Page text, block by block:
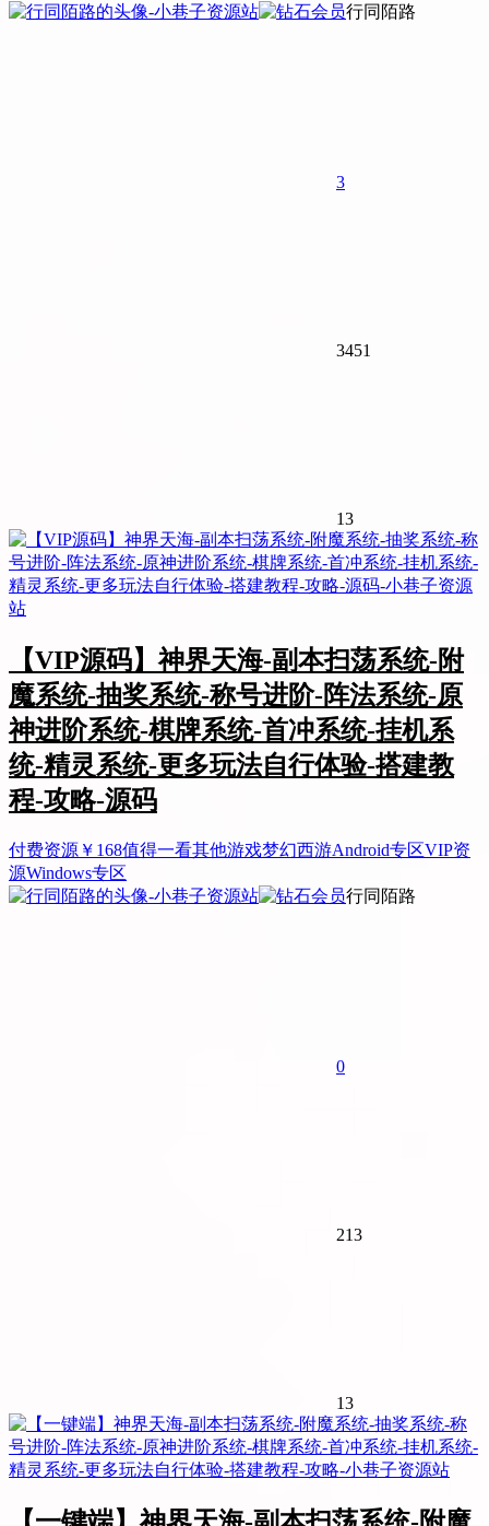
行同陌路
3
3451
13
【VIP源码】神界天海-副本扫荡系统-附
魔系统-抽奖系统-称号进阶-阵法系统-原
神进阶系统-棋牌系统-首冲系统-挂机系
统-精灵系统-更多玩法自行体验-搭建教
程-攻略-源码
付费资源 ￥ 168值得一看其他游戏梦幻西游Android专区VIP资
源Windows专区
行同陌路
0
213
13